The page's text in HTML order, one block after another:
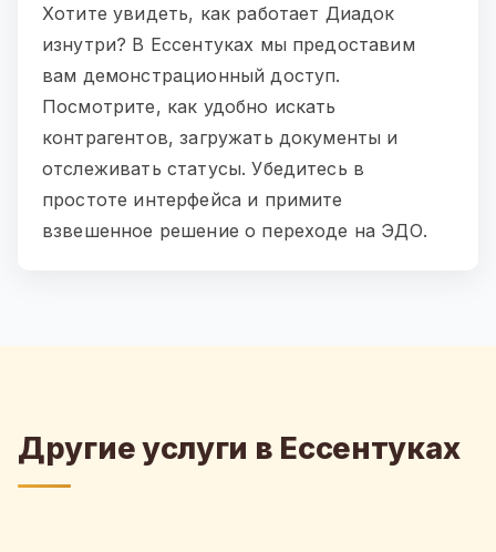
Хотите увидеть, как работает Диадок
изнутри? В Ессентуках мы предоставим
вам демонстрационный доступ.
Посмотрите, как удобно искать
контрагентов, загружать документы и
отслеживать статусы. Убедитесь в
простоте интерфейса и примите
взвешенное решение о переходе на ЭДО.
Другие услуги в Ессентуках